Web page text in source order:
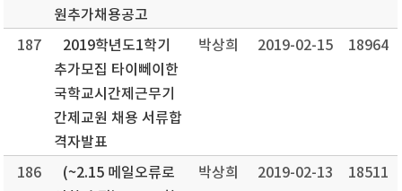
원추가채용공고
187
2019학년도1학기
추가모집 타이뻬이한
국학교시간제근무기
간제교원 채용 서류합
격자발표
박상희 2019-02-15 18964
186
(~2.15 메일오류로
박상희 2019-02-13 18511